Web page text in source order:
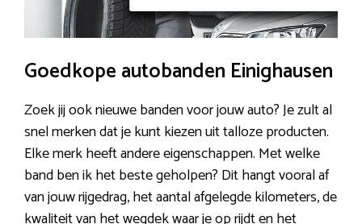
Goedkope autobanden Einighausen
Zoek jij ook nieuwe banden voor jouw auto? Je zult al
snel merken dat je kunt kiezen uit talloze producten.
Elke merk heeft andere eigenschappen. Met welke
band ben ik het beste geholpen? Dit hangt vooral af
van jouw rijgedrag, het aantal afgelegde kilometers, de